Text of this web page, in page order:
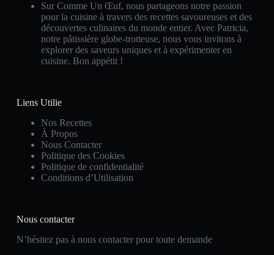
Sur Comme Un Œuf, nous partageons notre passion
pour la cuisine à travers des recettes savoureuses et des
découvertes culinaires du monde entier. Avec Patricia,
notre pâtissière globe-trotteuse, nous vous invitons à
explorer des saveurs uniques et à expérimenter en
cuisine. Bon appétit !
Liens Utilie
Nos Recettes
À Propos
Nous Contacter
Politique des Cookies
Politique de confidentialité
Conditions d’Utilisation
Nous contacter
N’hésitez pas à nous contacter pour toute demande